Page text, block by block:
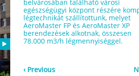
belvárosában található városi
egészségügyi központ részére
légtechnikát szállítottunk, melyet
AeroMaster FP és AeroMaster XP
berendezések alkotnak, összesen
78.000 m3/h légmennyiséggel.
‹ Previous